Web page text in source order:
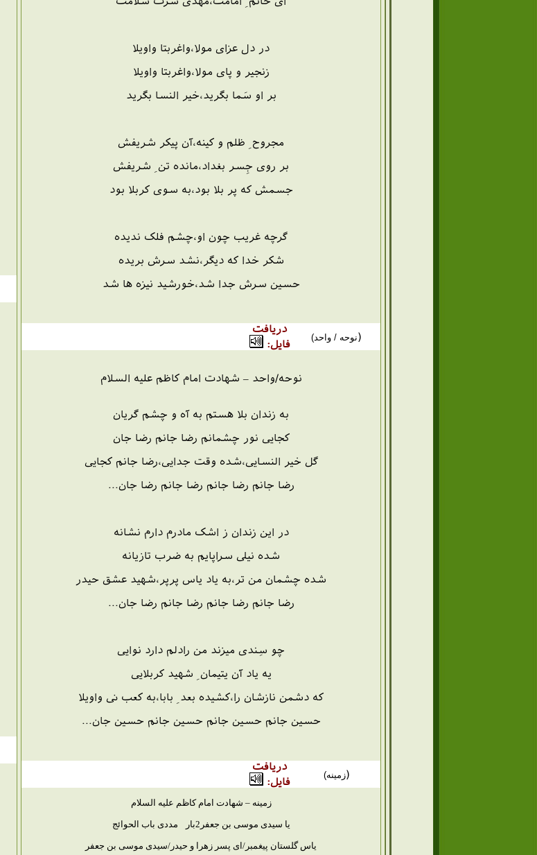
در دل عزای مولا،واغربتا واویلا
زنجیر و پای مولا،واغربتا واویلا
بر او سَما بگرید،خیر النسا بگرید
مجروح ِ ظلم و کینه،آن پیکر شریفش
بر روی جِسر بغداد،مانده تن ِ شریفش
جسمش که پر بلا بود،به سوی کربلا بود
گرچه غریب چون او،چشم فلک ندیده
شکر خدا که دیگر،نشد سرش بریده
حسین سرش جدا شد،خورشید نیزه ها شد
(نوحه / واحد)
دریافت
فایل:
نوحه/واحد – شهادت امام کاظم علیه السلام
به زندان بلا هستم به آه و چشم گریان
کجایی نور چشمانم رضا جانم رضا جان
گل خیر النسایی،شده وقت جدایی،رضا جانم کجایی
رضا جانم رضا جانم رضا جانم رضا جان...
در این زندان ز اشک مادرم دارم نشانه
شده نیلی سراپایم به ضرب تازیانه
شده چشمان من تر،به یاد یاس پرپر،شهید عشق حیدر
رضا جانم رضا جانم رضا جانم رضا جان...
چو سِندی میزند من رادلم دارد نوایی
یه یاد آن یتیمان ِ شهید کربلایی
که دشمن نازشان را،کشیده بعد ِ بابا،به کعب نی واویلا
حسین جانم حسین جانم حسین جانم حسین جان...
(زمینه)
دریافت
فایل:
زمینه – شهادت امام کاظم علیه السلام
یا سیدی موسی بن جعفر2بار مددی باب الحوائج
یاس گلستان پیغمبر/ای پسر زهرا و حیدر/سیدی موسی بن جعفر